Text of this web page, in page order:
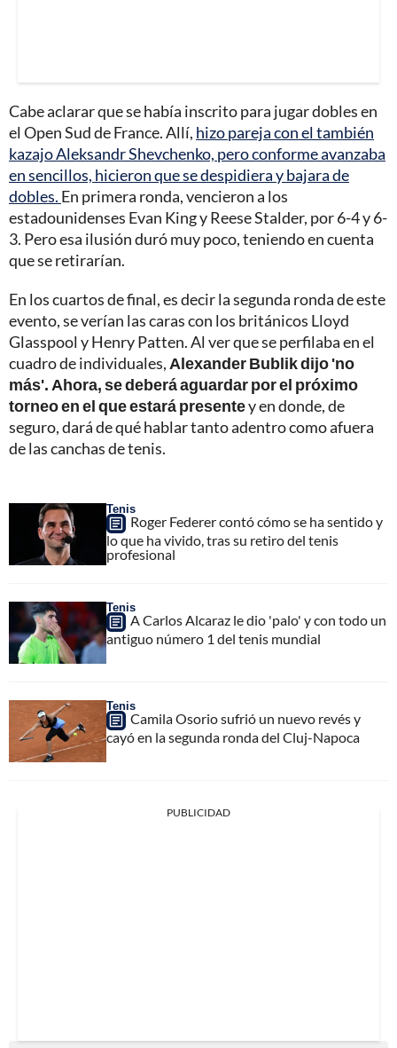
Cabe aclarar que se había inscrito para jugar dobles en
el Open Sud de France. Allí, hizo pareja con el también
kazajo Aleksandr Shevchenko, pero conforme avanzaba
en sencillos, hicieron que se despidiera y bajara de
dobles. En primera ronda, vencieron a los
estadounidenses Evan King y Reese Stalder, por 6-4 y 6-
3. Pero esa ilusión duró muy poco, teniendo en cuenta
que se retirarían.
En los cuartos de final, es decir la segunda ronda de este
evento, se verían las caras con los británicos Lloyd
Glasspool y Henry Patten. Al ver que se perfilaba en el
cuadro de individuales, Alexander Bublik dijo 'no
más'. Ahora, se deberá aguardar por el próximo
torneo en el que estará presentey en donde, de
seguro, dará de qué hablar tanto adentro como afuera
de las canchas de tenis.
Tenis
Roger Federer contó cómo se ha sentido y
lo que ha vivido, tras su retiro del tenis
profesional
Tenis
A Carlos Alcaraz le dio 'palo' y con todo un
antiguo número 1 del tenis mundial
Tenis
Camila Osorio sufrió un nuevo revés y
cayó en la segunda ronda del Cluj-Napoca
PUBLICIDAD